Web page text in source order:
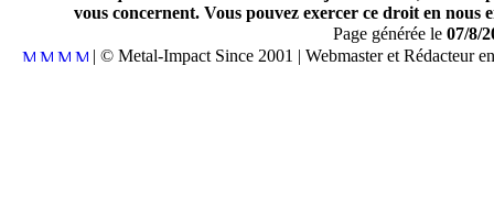
vous concernent. Vous pouvez exercer ce droit en
Page générée le 07/8/
| © Metal-Impact Since 2001 | Webmaster et Rédacteur